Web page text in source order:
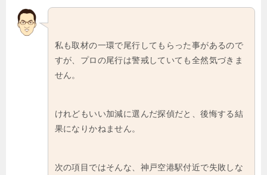
私も取材の一環で尾行してもらった事があるので
すが、プロの尾行は警戒していても全然気づきま
せん。
けれどもいい加減に選んだ探偵だと、後悔する結
果になりかねません。
次の項目ではそんな、神戸空港駅付近で失敗しな